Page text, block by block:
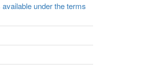
under the terms